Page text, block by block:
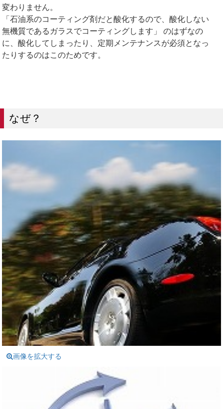
変わりません。
「石油系のコーティング剤だと酸化するので、酸化しない
無機質であるガラスでコーティングします」 のはずなの
に、酸化してしまったり、定期メンテナンスが必須となっ
たりするのはこのためです。
なぜ？
画像を拡大する